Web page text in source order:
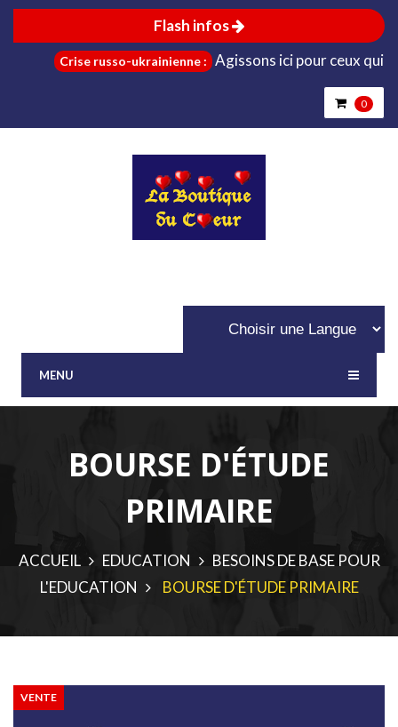
Flash infos
Crise russo-ukrainienne : Agissons ici pour ceux qui sont
0
MENU
BOURSE D'ÉTUDE
PRIMAIRE
ACCUEIL EDUCATION
BESOINS DE BASE POUR
L'EDUCATION
BOURSE D'ÉTUDE PRIMAIRE
VENTE